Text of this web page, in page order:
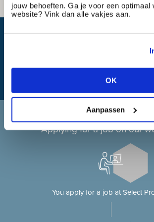
jouw behoeften. Ga je voor een optimaal
website? Vink dan alle vakjes aan.
OK
Aanpassen
What is my travel time?
Applying at Select
Applying for a job on our
You apply for a job at Select